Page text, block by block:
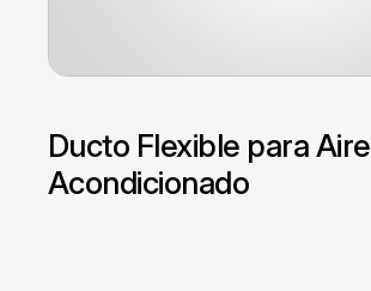
Ducto Flexible para Aire
Acondicionado